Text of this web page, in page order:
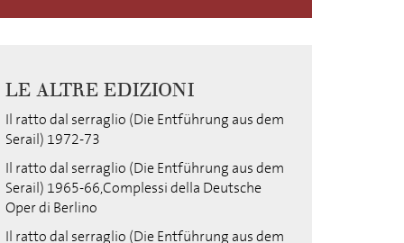
LE ALTRE EDIZIONI
Il ratto dal serraglio (Die Entführung aus dem
Serail) 1972-73
Il ratto dal serraglio (Die Entführung aus dem
Serail) 1965-66,Complessi della Deutsche
Oper di Berlino
Il ratto dal serraglio (Die Entführung aus dem